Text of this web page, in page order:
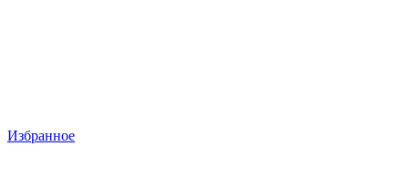
Избранное